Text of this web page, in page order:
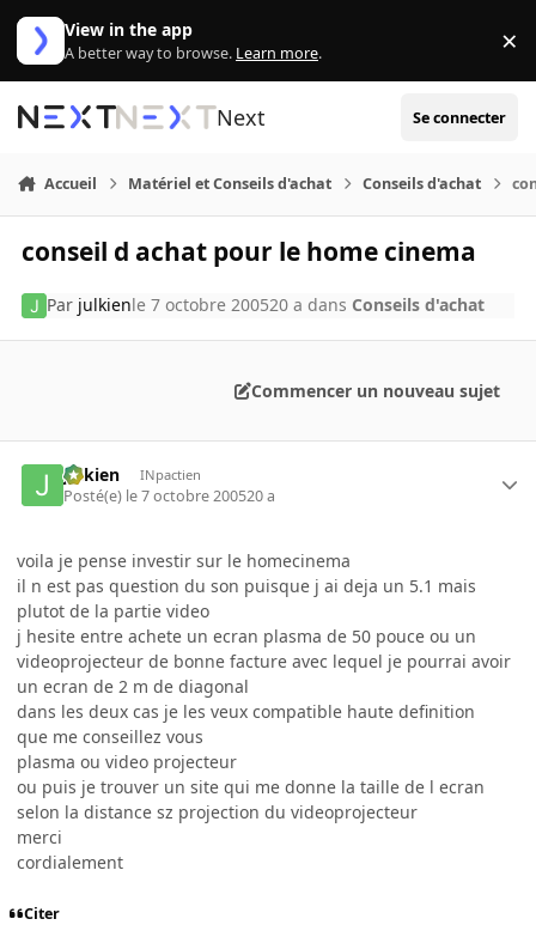
Aller au contenu
View in the app
A better way to browse. Learn more. ×
Next Se connecter
Accueil Matériel et Conseils d'achat Conseils d'achat
conseil d achat pour le home cinema
Par julkienle 7 octobre 200520 a dans Conseils d'achat
Commencer un nouveau sujet
julkien INpactien
Posté(e) le 7 octobre 200520 a
voila je pense investir sur le homecinema
il n est pas question du son puisque j ai deja un 5.1 mais
plutot de la partie video
j hesite entre achete un ecran plasma de 50 pouce ou un
videoprojecteur de bonne facture avec lequel je pourrai avoir
un ecran de 2 m de diagonal
dans les deux cas je les veux compatible haute definition
que me conseillez vous
plasma ou video projecteur
ou puis je trouver un site qui me donne la taille de l ecran
selon la distance sz projection du videoprojecteur
merci
cordialement
Citer